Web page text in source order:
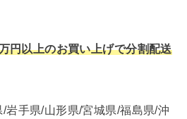
円以上のお買い上げで分割配送
手県/山形県/宮城県/福島県/沖